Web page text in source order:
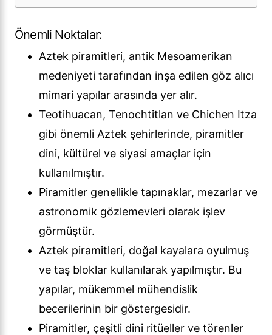
Önemli Noktalar:
Aztek piramitleri, antik Mesoamerikan
medeniyeti tarafından inşa edilen göz alıcı
mimari yapılar arasında yer alır.
Teotihuacan, Tenochtitlan ve Chichen Itza
gibi önemli Aztek şehirlerinde, piramitler
dini, kültürel ve siyasi amaçlar için
kullanılmıştır.
Piramitler genellikle tapınaklar, mezarlar ve
astronomik gözlemevleri olarak işlev
görmüştür.
Aztek piramitleri, doğal kayalara oyulmuş
ve taş bloklar kullanılarak yapılmıştır. Bu
yapılar, mükemmel mühendislik
becerilerinin bir göstergesidir.
Piramitler, çeşitli dini ritüeller ve törenler